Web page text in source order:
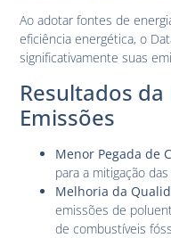
Ao adotar fontes de
eficiência energética, o
significativamente suas
Resultados
Emissões
Menor Pegada de
para a mitigação
Melhoria da
emissões de
de combustíveis